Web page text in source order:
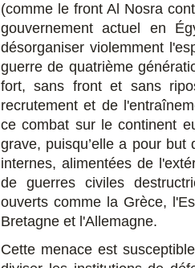
(comme le front Al Nosra
gouvernement actuel en
désorganiser violemment
guerre de quatrième
fort, sans front et sans
recrutement et de
ce combat sur le continent
grave, puisqu’elle a pour
internes, alimentées de
de guerres civiles
ouverts comme la Grèce,
Bretagne et l'Allemagne.
Cette menace est